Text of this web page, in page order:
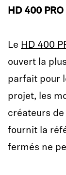
HD 400 PRO
Le HD 400
ouvert la
parfait pour
projet, les
créateurs
fournit la
fermés ne